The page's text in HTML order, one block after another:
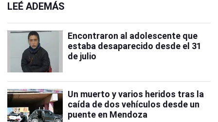
LEÉ ADEMÁS
Encontraron al adolescente que
estaba desaparecido desde el 31
de julio
Un muerto y varios heridos tras la
caída de dos vehículos desde un
puente en Mendoza